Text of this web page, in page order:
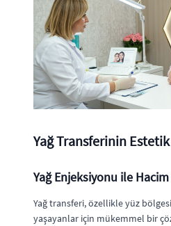
Yağ Transferinin
Yağ Enjeksiyonu ile
Yağ transferi, özellikle yüz
yaşayanlar için mükemmel bir